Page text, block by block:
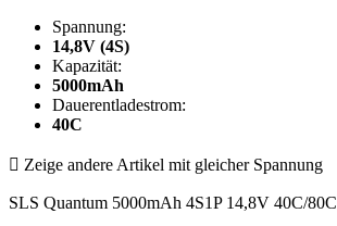
Spannung:
14,8V (4S)
Kapazität:
5000mAh
Dauerentladestrom:
40C
 Zeige andere Artikel mit gleicher Spannung
SLS Quantum 5000mAh 4S1P 14,8V 40C/80C